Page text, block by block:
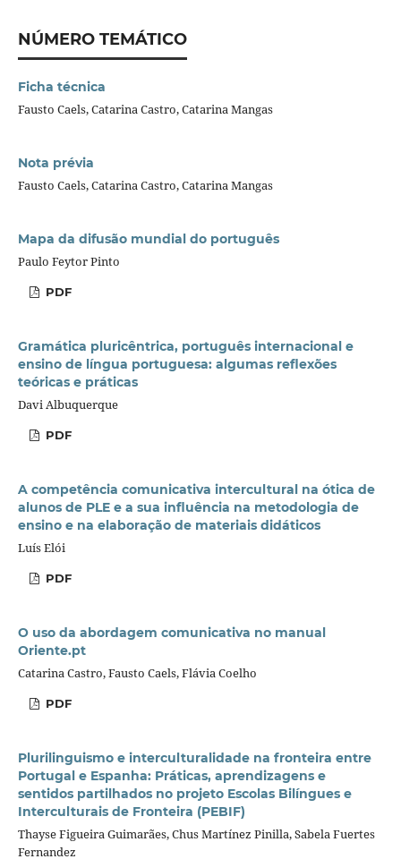
NÚMERO TEMÁTICO
Ficha técnica
Fausto Caels, Catarina Castro, Catarina Mangas
Nota prévia
Fausto Caels, Catarina Castro, Catarina Mangas
Mapa da difusão mundial do português
Paulo Feytor Pinto
PDF
Gramática pluricêntrica, português internacional e
ensino de língua portuguesa: algumas reflexões
teóricas e práticas
Davi Albuquerque
PDF
A competência comunicativa intercultural na ótica de
alunos de PLE e a sua influência na metodologia de
ensino e na elaboração de materiais didáticos
Luís Elói
PDF
O uso da abordagem comunicativa no manual
Oriente.pt
Catarina Castro, Fausto Caels, Flávia Coelho
PDF
Plurilinguismo e interculturalidade na fronteira entre
Portugal e Espanha: Práticas, aprendizagens e
sentidos partilhados no projeto Escolas Bilíngues e
Interculturais de Fronteira (PEBIF)
Thayse Figueira Guimarães, Chus Martínez Pinilla, Sabela Fuertes
Fernandez